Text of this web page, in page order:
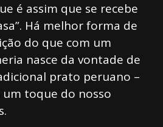
é assim que se recebe
Há melhor forma de
do que com um
nasce da vontade de
prato peruano –
um toque do nosso